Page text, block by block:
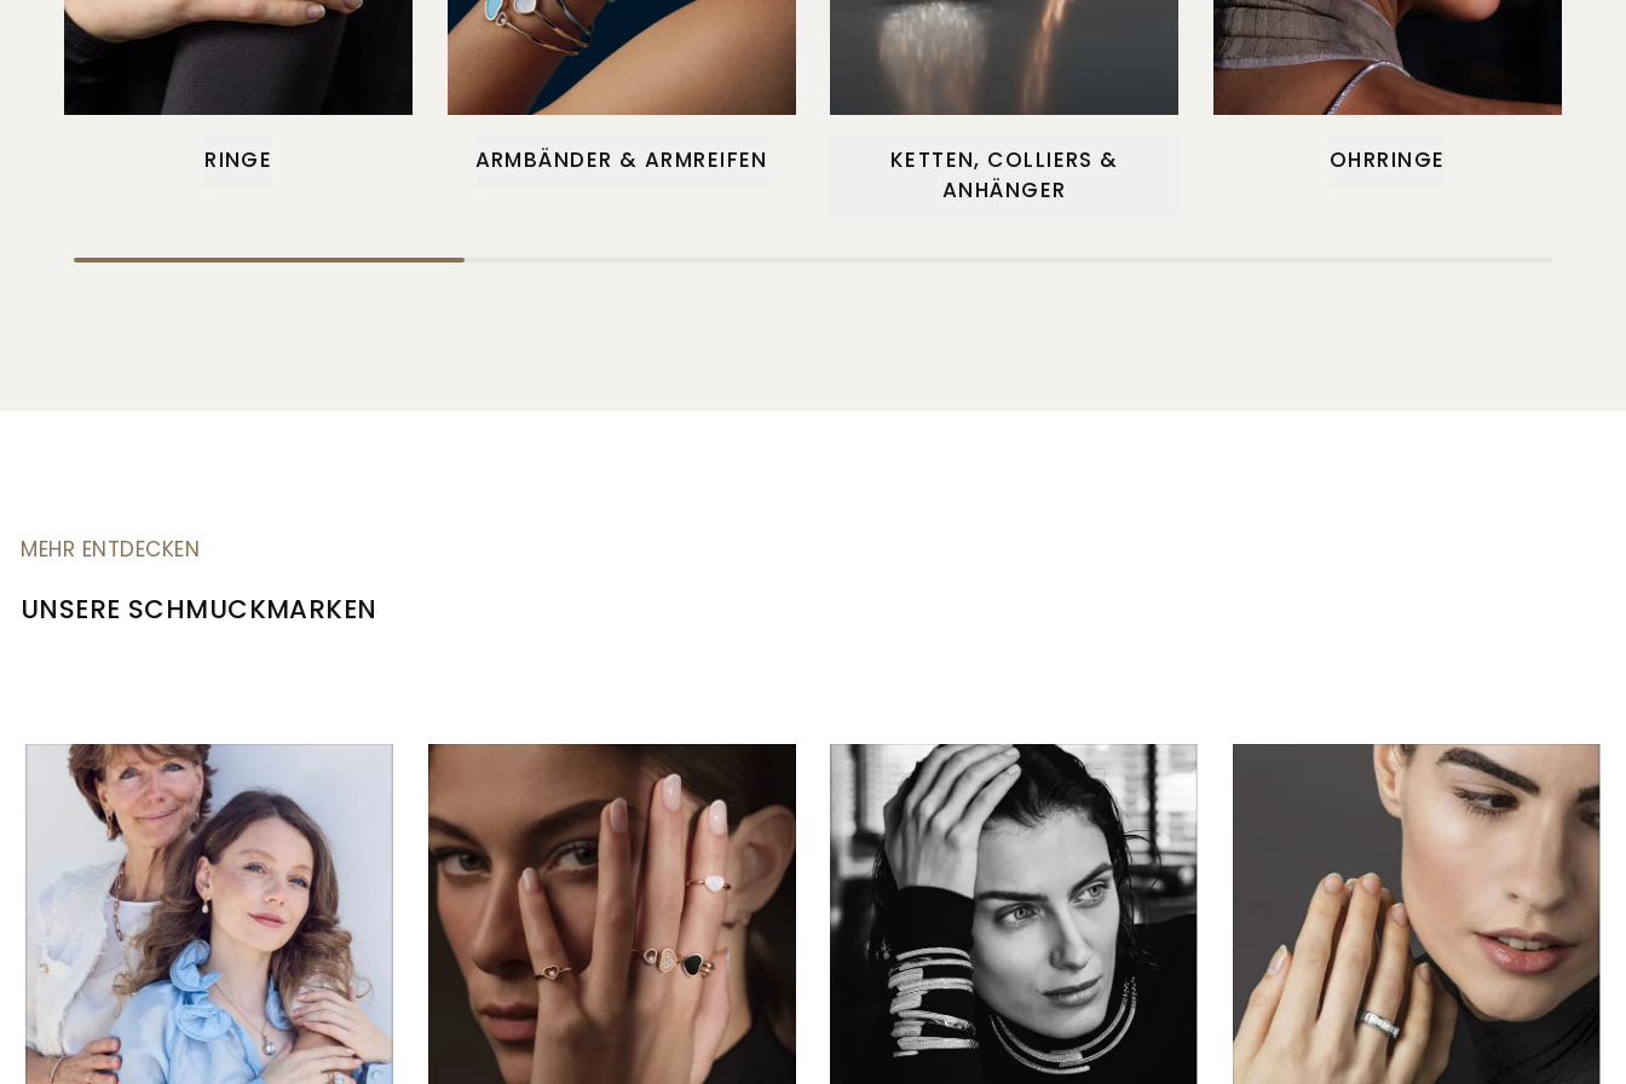
RINGE ARMBÄNDER & ARMREIFEN
KETTEN, COLLIERS &
ANHÄNGER
OHRRINGE
MEHR ENTDECKEN
UNSERE SCHMUCKMARKEN